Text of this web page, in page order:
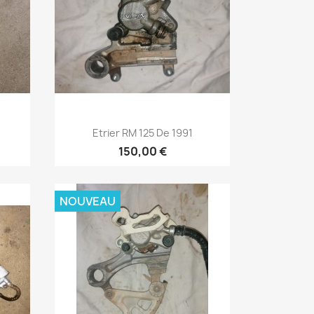
Aperçu rapide
Etrier RM 125 De 1991
150,00 €
NOUVEAU